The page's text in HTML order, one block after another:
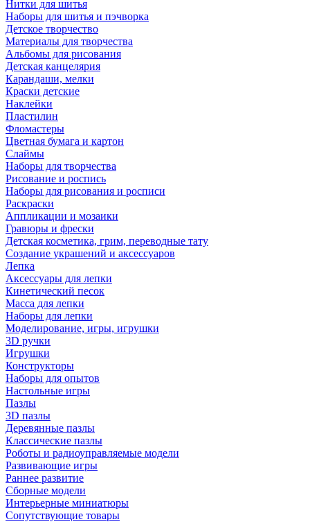
Нитки для шитья
Наборы для шитья и пэчворка
Детское творчество
Материалы для творчества
Альбомы для рисования
Детская канцелярия
Карандаши, мелки
Краски детские
Наклейки
Пластилин
Фломастеры
Цветная бумага и картон
Слаймы
Наборы для творчества
Рисование и роспись
Наборы для рисования и росписи
Раскраски
Аппликации и мозаики
Гравюры и фрески
Детская косметика, грим, переводные тату
Создание украшений и аксессуаров
Лепка
Аксессуары для лепки
Кинетический песок
Масса для лепки
Наборы для лепки
Моделирование, игры, игрушки
3D ручки
Игрушки
Конструкторы
Наборы для опытов
Настольные игры
Пазлы
3D пазлы
Деревянные пазлы
Классические пазлы
Роботы и радиоуправляемые модели
Развивающие игры
Раннее развитие
Сборные модели
Интерьерные миниатюры
Сопутствующие товары